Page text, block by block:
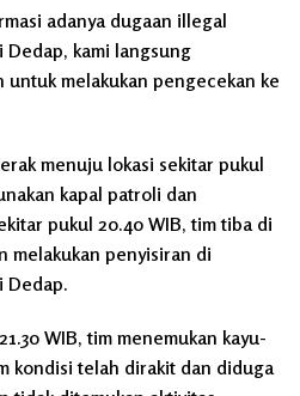
adanya dugaan illegal
kami langsung
melakukan pengecekan ke
menuju lokasi sekitar pukul
kapal patroli dan
pukul 20.40 WIB, tim tiba di
melakukan penyisiran di
Dedap.
WIB, tim menemukan kayu-
kondisi telah dirakit dan diduga